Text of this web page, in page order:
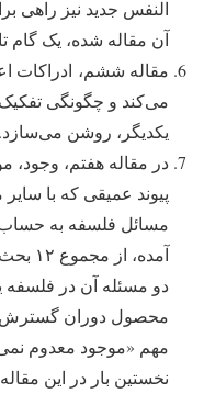
النفس جدید نیز راهی
آن مقاله شده، یک
مقاله ششم، ادراکات
می‌کند و چگونگی تفکیک
یکدیگر، روشن می‌سازد.
در مقاله هفتم، وجود،
پیوند عمیقی که با
مسائل فلسفه به حساب
دو مسئله آن در فلسفه
محصول دوران گسترش
مهم «موجود معدوم
نخستین بار در این